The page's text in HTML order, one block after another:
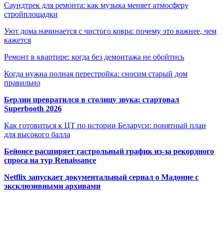
Саундтрек для ремонта: как музыка меняет атмосферу
стройплощадки
Уют дома начинается с чистого ковра: почему это важнее, чем
кажется
Ремонт в квартире: когда без демонтажа не обойтись
Когда нужна полная перестройка: сносим старый дом
правильно
Берлин превратился в столицу звука: стартовал
Superbooth 2026
Как готовиться к ЦТ по истории Беларуси: понятный план
для высокого балла
Бейонсе расширяет гастрольный график из-за рекордного
спроса на тур Renaissance
Netflix запускает документальный сериал о Мадонне с
эксклюзивными архивами